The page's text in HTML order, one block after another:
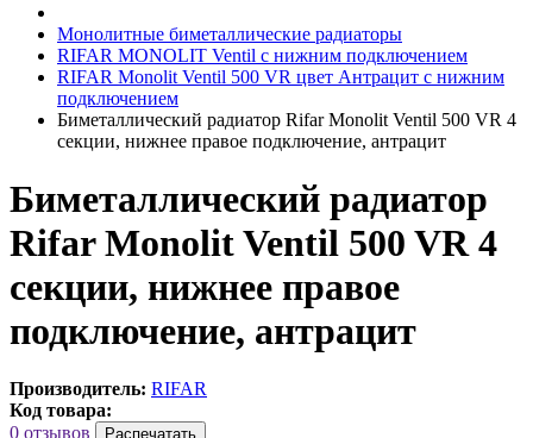
Монолитные биметаллические радиаторы
RIFAR MONOLIT Ventil с нижним подключением
RIFAR Monolit Ventil 500 VR цвет Антрацит с нижним
подключением
Биметаллический радиатор Rifar Monolit Ventil 500 VR 4
секции, нижнее правое подключение, антрацит
Биметаллический радиатор
Rifar Monolit Ventil 500 VR 4
секции, нижнее правое
подключение, антрацит
Производитель: RIFAR
Код товара:
0 отзывов
Распечатать